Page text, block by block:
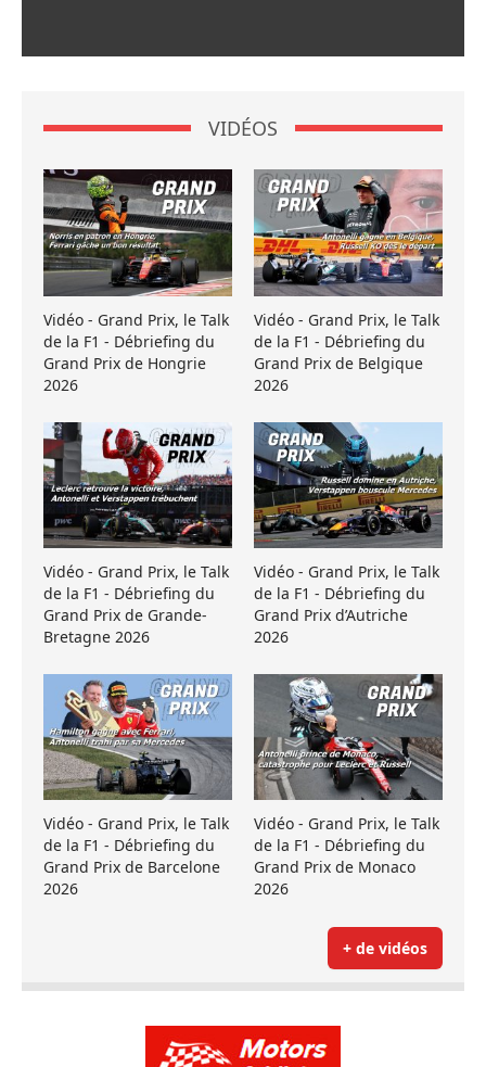
VIDÉOS
Vidéo - Grand Prix, le Talk
de la F1 - Débriefing du
Grand Prix de Hongrie
2026
Vidéo - Grand Prix, le Talk
de la F1 - Débriefing du
Grand Prix de Belgique
2026
Vidéo - Grand Prix, le Talk
de la F1 - Débriefing du
Grand Prix de Grande-
Bretagne 2026
Vidéo - Grand Prix, le Talk
de la F1 - Débriefing du
Grand Prix d’Autriche
2026
Vidéo - Grand Prix, le Talk
de la F1 - Débriefing du
Grand Prix de Barcelone
2026
Vidéo - Grand Prix, le Talk
de la F1 - Débriefing du
Grand Prix de Monaco
2026
+ de vidéos